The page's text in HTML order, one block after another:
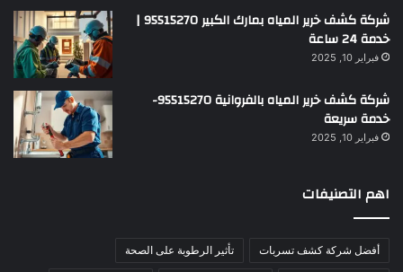
شركة كشف خرير المياه بمارك الكبير 95515270 |
خدمة 24 ساعة
فبراير 10, 2025
شركة كشف خرير المياه بالفروانية 95515270-
خدمة سريعة
فبراير 10, 2025
اهم التصنيفات
أفضل شركة كشف تسربات تأثير الرطوبة على الصحة